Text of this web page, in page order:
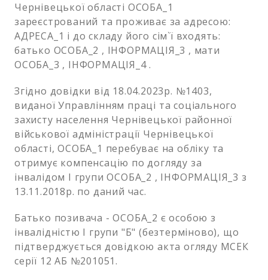
Чернівецької області ОСОБА_1
зареєстрований та проживає за адресою:
АДРЕСА_1 і до складу його сім`ї входять:
батько ОСОБА_2 , ІНФОРМАЦІЯ_3 , мати
ОСОБА_3 , ІНФОРМАЦІЯ_4 .
Згідно довідки від 18.04.2023р. №1403,
виданої Управлінням праці та соціального
захисту населення Чернівецької районної
військової адміністрації Чернівецької
області, ОСОБА_1 перебуває на обліку та
отримує компенсацію по догляду за
інвалідом І групи ОСОБА_2 , ІНФОРМАЦІЯ_3 з
13.11.2018р. по даний час.
Батько позивача - ОСОБА_2 є особою з
інвалідністю І групи "Б" (безтерміново), що
підтверджується довідкою акта огляду МСЕК
серії 12 АБ №201051.